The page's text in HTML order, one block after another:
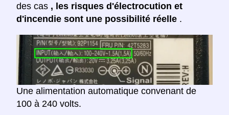
des cas , les risques d'électrocution et
d'incendie sont une possibilité réelle .
Une alimentation automatique convenant de
100 à 240 volts.